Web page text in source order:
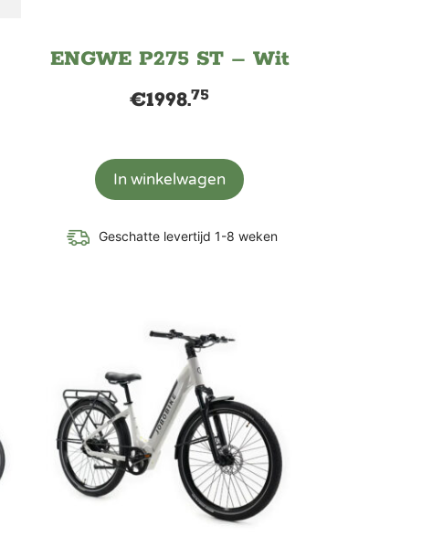
ENGWE P275 ST – Wit
€1998.75
In winkelwagen
Geschatte levertijd 1-8 weken